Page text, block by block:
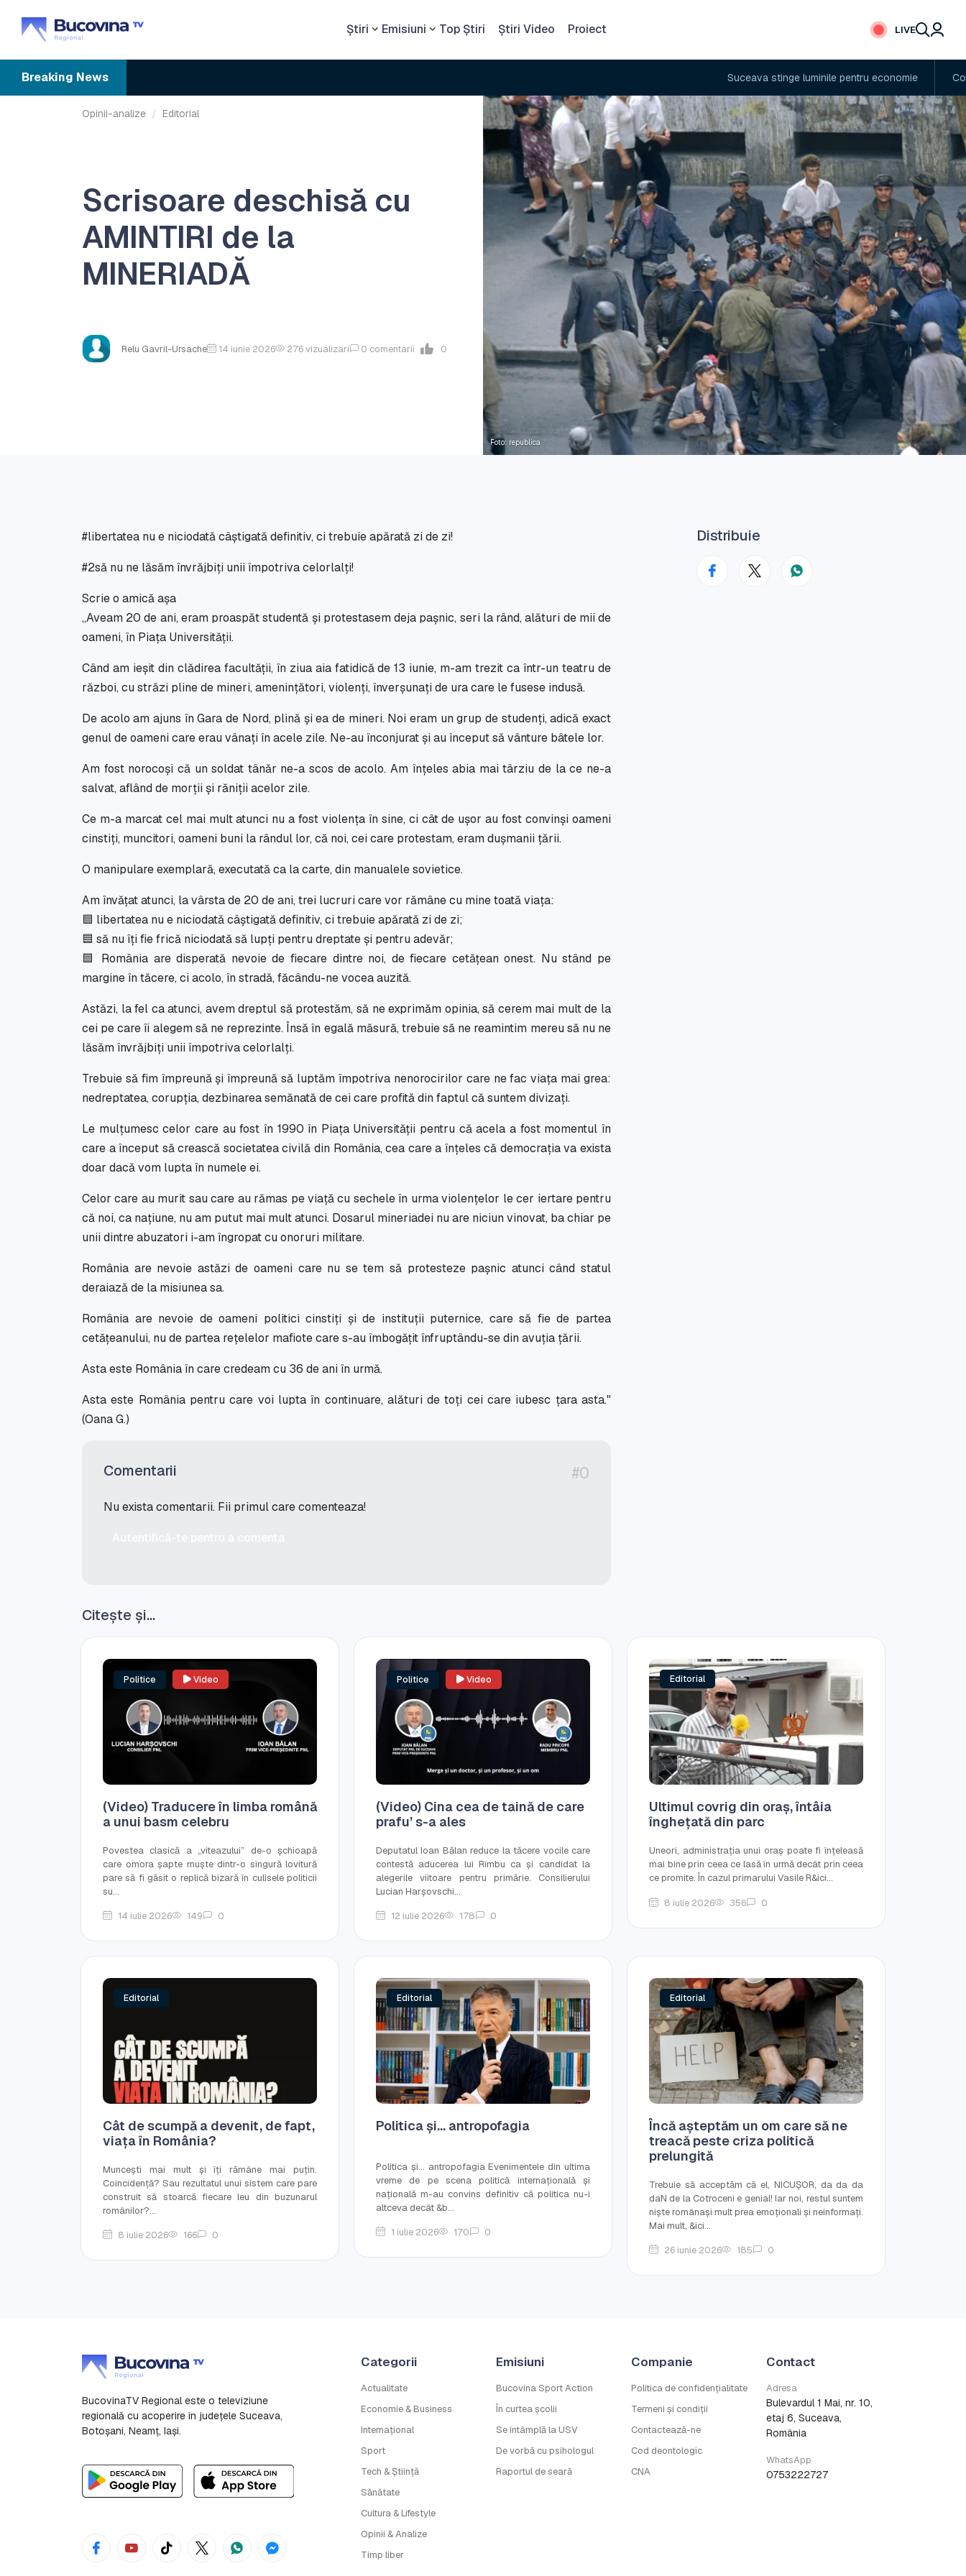
Știri Emisiuni Top Știri Știri Video Proiect LIVE
Breaking News Suceava stinge luminile pentru economie Cod
Foto: republica
Opinii-analize Editorial
Scrisoare deschisă cu
AMINTIRI de la
MINERIADĂ
Relu Gavril-Ursache 14 iunie 2026 276vizualizari 0 comentarii 0
#libertatea nu e niciodată câștigată definitiv, ci trebuie apărată zi de zi!
#2să nu ne lăsăm învrăjbiți unii împotriva celorlalți!
Scrie o amică așa
,,Aveam 20 de ani, eram proaspăt studentă și protestasem deja pașnic, seri la rând, alături de mii de
oameni, în Piața Universității.
Când am ieșit din clădirea facultății, în ziua aia fatidică de 13 iunie, m-am trezit ca într-un teatru de
război, cu străzi pline de mineri, amenințători, violenți, înverșunați de ura care le fusese indusă.
De acolo am ajuns în Gara de Nord, plină și ea de mineri. Noi eram un grup de studenți, adică exact
genul de oameni care erau vânați în acele zile. Ne-au înconjurat și au început să vânture bâtele lor.
Am fost norocoși că un soldat tânăr ne-a scos de acolo. Am înțeles abia mai târziu de la ce ne-a
salvat, aflând de morții și răniții acelor zile.
Ce m-a marcat cel mai mult atunci nu a fost violența în sine, ci cât de ușor au fost convinși oameni
cinstiți, muncitori, oameni buni la rândul lor, că noi, cei care protestam, eram dușmanii țării.
O manipulare exemplară, executată ca la carte, din manualele sovietice.
Am învățat atunci, la vârsta de 20 de ani, trei lucruri care vor rămâne cu mine toată viața:
🟦 libertatea nu e niciodată câștigată definitiv, ci trebuie apărată zi de zi;
🟦 să nu îți fie frică niciodată să lupți pentru dreptate și pentru adevăr;
🟦 România are disperată nevoie de fiecare dintre noi, de fiecare cetățean onest. Nu stând pe
margine în tăcere, ci acolo, în stradă, făcându-ne vocea auzită.
Astăzi, la fel ca atunci, avem dreptul să protestăm, să ne exprimăm opinia, să cerem mai mult de la
cei pe care îi alegem să ne reprezinte. Însă în egală măsură, trebuie să ne reamintim mereu să nu ne
lăsăm învrăjbiți unii împotriva celorlalți.
Trebuie să fim împreună și împreună să luptăm împotriva nenorocirilor care ne fac viața mai grea:
nedreptatea, corupția, dezbinarea semănată de cei care profită din faptul că suntem divizați.
Le mulțumesc celor care au fost în 1990 în Piața Universității pentru că acela a fost momentul în
care a început să crească societatea civilă din România, cea care a înțeles că democrația va exista
doar dacă vom lupta în numele ei.
Celor care au murit sau care au rămas pe viață cu sechele în urma violențelor le cer iertare pentru
că noi, ca națiune, nu am putut mai mult atunci. Dosarul mineriadei nu are niciun vinovat, ba chiar pe
unii dintre abuzatori i-am îngropat cu onoruri militare.
România are nevoie astăzi de oameni care nu se tem să protesteze pașnic atunci când statul
deraiază de la misiunea sa.
România are nevoie de oameni politici cinstiți și de instituții puternice, care să fie de partea
cetățeanului, nu de partea rețelelor mafiote care s-au îmbogățit înfruptându-se din avuția țării.
Asta este România în care credeam cu 36 de ani în urmă.
Asta este România pentru care voi lupta în continuare, alături de toți cei care iubesc țara asta."
(Oana G.)
Comentarii #0
Nu exista comentarii. Fii primul care comenteaza!
Distribuie
Citește și...
Politice Video
(Video) Traducere în limba română
a unui basm celebru
Povestea clasică a „viteazului” de-o șchioapă
care omora șapte muște dintr-o singură lovitură
pare să fi găsit o replică bizară în culisele politicii
su...
14 iulie 2026
149 0
Politice Video
(Video) Cina cea de taină de care
prafu’ s-a ales
Deputatul Ioan Bălan reduce la tăcere vocile care
contestă aducerea lui Rîmbu ca și candidat la
alegerile viitoare pentru primărie. Consilierului
Lucian Harșovschi...
12 iulie 2026
178 0
Editorial
Ultimul covrig din oraș, întâia
înghețată din parc
Uneori, administrația unui oraș poate fi înțeleasă
mai bine prin ceea ce lasă în urmă decât prin ceea
ce promite. În cazul primarului Vasile R&ici...
8 iulie 2026 356 0
Editorial
Cât de scumpă a devenit, de fapt,
viața în România?
Muncești mai mult și îți rămâne mai puțin.
Coincidență? Sau rezultatul unui sistem care pare
construit să stoarcă fiecare leu din buzunarul
românilor?...
8 iulie 2026
166 0
Editorial
Politica și... antropofagia
Politica și... antropofagia Evenimentele din ultima
vreme de pe scena politică internațională și
națională m-au convins definitiv că politica nu-i
altceva decât &b...
1 iulie 2026
170 0
Editorial
Încă așteptăm un om care să ne
treacă peste criza politică
prelungită
Trebuie să acceptăm că el, NICUȘOR, da da da
daN de la Cotroceni e genial! Iar noi, restul suntem
niște românași mult prea emoționali și neinformați.
Mai mult, &ici...
26 iunie 2026
185 0
BucovinaTV Regional este o televiziune
regională cu acoperire în județele Suceava,
Botoşani, Neamț, Iași.
Categorii
Actualitate
Economie & Business
Internațional
Sport
Tech & Știință
Sănătate
Cultura & Lifestyle
Opinii & Analize
Timp liber
Emisiuni
Bucovina Sport Action
În curtea școlii
Se întâmplă la USV
De vorbă cu psihologul
Raportul de seară
Companie
Politica de confidențialitate
Termeni și condiții
Contactează-ne
Cod deontologic
CNA
Contact
Adresa
Bulevardul 1 Mai, nr. 10,
etaj 6, Suceava,
România
WhatsApp
0753222727